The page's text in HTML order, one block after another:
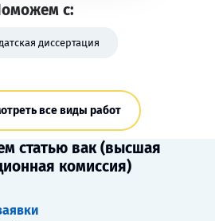
с:
диссертация
все виды работ
статью вак (высшая
комиссия)